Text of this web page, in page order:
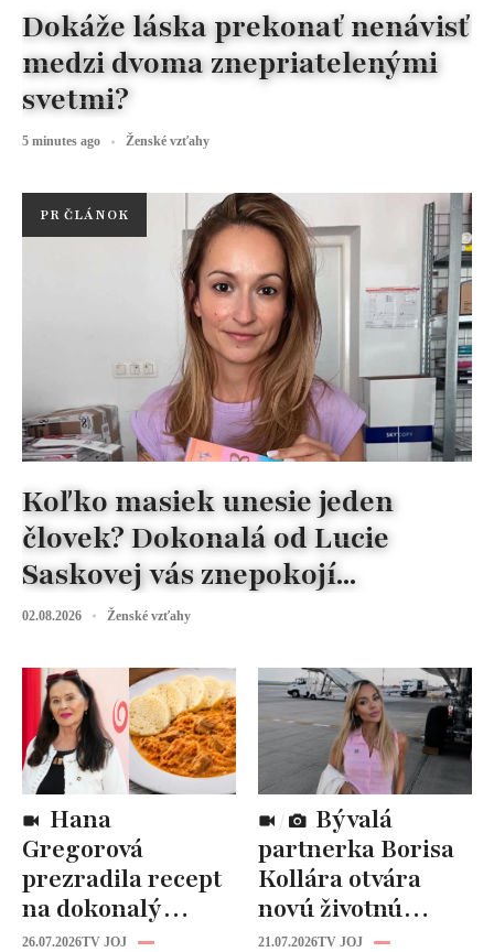
Dokáže láska prekonať nenávisť
medzi dvoma znepriatelenými
svetmi?
5 minutes ago Ženské vzťahy
PR ČLÁNOK
Koľko masiek unesie jeden
človek? Dokonalá od Lucie
Saskovej vás znepokojí...
02.08.2026 Ženské vzťahy
Gregorová
prezradila recept
na dokonalý
segedín:
26.07.2026TV JOJ
partnerka Borisa
Kollára otvára
novú životnú
kapitolu: Laura
21.07.2026TV JOJ